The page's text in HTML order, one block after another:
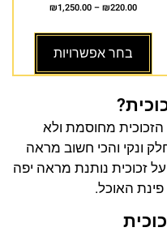
₪220.00
–
₪1,250.00
בחר אפשרויות
הזכוכית מחוסמת ולא
ונקי והכי חשוב מראה
זכוכית נותנת מראה יפה
פינת האוכל.